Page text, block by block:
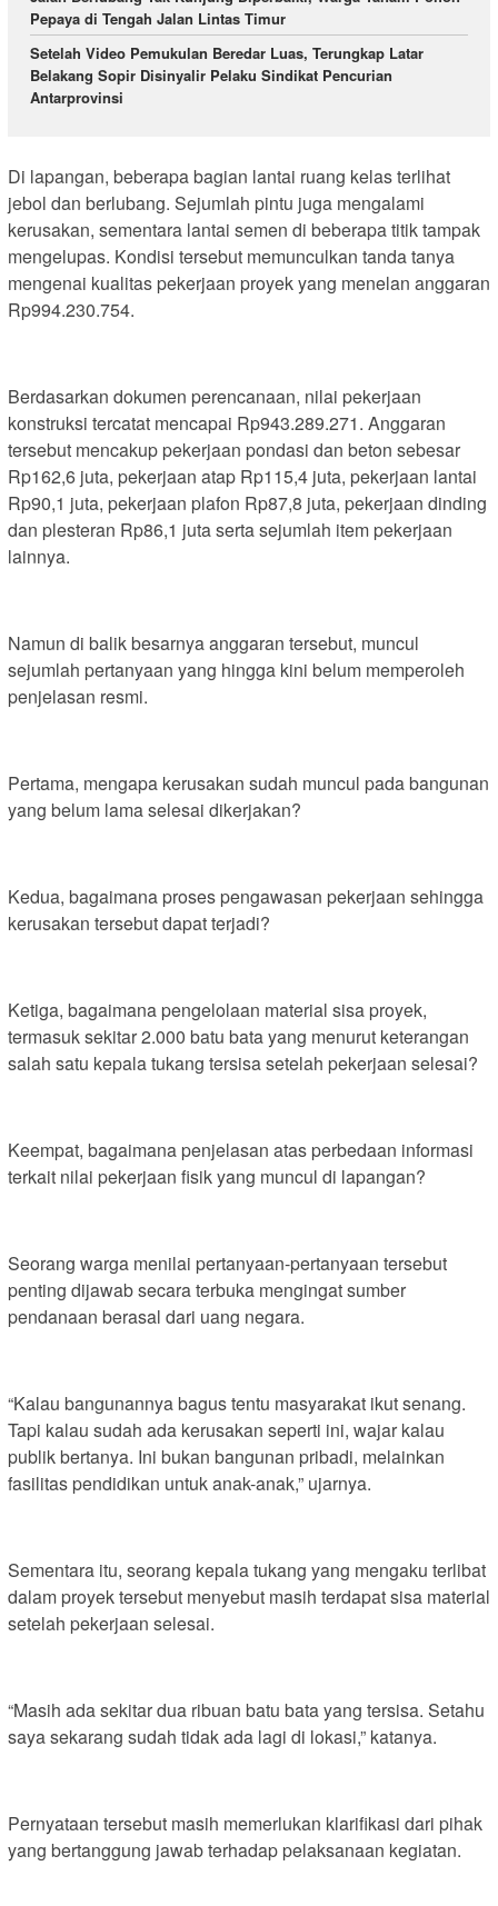
Pepaya di Tengah Jalan Lintas Timur
Setelah Video Pemukulan Beredar Luas, Terungkap Latar
Belakang Sopir Disinyalir Pelaku Sindikat Pencurian
Antarprovinsi
Di lapangan, beberapa bagian lantai ruang kelas terlihat
jebol dan berlubang. Sejumlah pintu juga mengalami
kerusakan, sementara lantai semen di beberapa titik tampak
mengelupas. Kondisi tersebut memunculkan tanda tanya
mengenai kualitas pekerjaan proyek yang menelan anggaran
Rp994.230.754.
Berdasarkan dokumen perencanaan, nilai pekerjaan
konstruksi tercatat mencapai Rp943.289.271. Anggaran
tersebut mencakup pekerjaan pondasi dan beton sebesar
Rp162,6 juta, pekerjaan atap Rp115,4 juta, pekerjaan lantai
Rp90,1 juta, pekerjaan plafon Rp87,8 juta, pekerjaan dinding
dan plesteran Rp86,1 juta serta sejumlah item pekerjaan
lainnya.
Namun di balik besarnya anggaran tersebut, muncul
sejumlah pertanyaan yang hingga kini belum memperoleh
penjelasan resmi.
Pertama, mengapa kerusakan sudah muncul pada bangunan
yang belum lama selesai dikerjakan?
Kedua, bagaimana proses pengawasan pekerjaan sehingga
kerusakan tersebut dapat terjadi?
Ketiga, bagaimana pengelolaan material sisa proyek,
termasuk sekitar 2.000 batu bata yang menurut keterangan
salah satu kepala tukang tersisa setelah pekerjaan selesai?
Keempat, bagaimana penjelasan atas perbedaan informasi
terkait nilai pekerjaan fisik yang muncul di lapangan?
Seorang warga menilai pertanyaan-pertanyaan tersebut
penting dijawab secara terbuka mengingat sumber
pendanaan berasal dari uang negara.
“Kalau bangunannya bagus tentu masyarakat ikut senang.
Tapi kalau sudah ada kerusakan seperti ini, wajar kalau
publik bertanya. Ini bukan bangunan pribadi, melainkan
fasilitas pendidikan untuk anak-anak,” ujarnya.
Sementara itu, seorang kepala tukang yang mengaku terlibat
dalam proyek tersebut menyebut masih terdapat sisa material
setelah pekerjaan selesai.
“Masih ada sekitar dua ribuan batu bata yang tersisa. Setahu
saya sekarang sudah tidak ada lagi di lokasi,” katanya.
Pernyataan tersebut masih memerlukan klarifikasi dari pihak
yang bertanggung jawab terhadap pelaksanaan kegiatan.